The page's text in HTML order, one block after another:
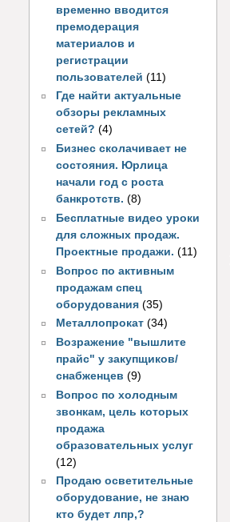
временно вводится
премодерация
материалов и
регистрации
пользователей(11)
Где найти актуальные
обзоры рекламных
сетей? (4)
Бизнес сколачивает не
состояния. Юрлица
начали год с роста
банкротств. (8)
Бесплатные видео уроки
для сложных продаж.
Проектные продажи. (11)
Вопрос по активным
продажам спец
оборудования (35)
Металлопрокат (34)
Возражение "вышлите
прайс" у закупщиков/
снабженцев (9)
Вопрос по холодным
звонкам, цель которых
продажа
образовательных услуг
(12)
Продаю осветительные
оборудование, не знаю
кто будет лпр,?